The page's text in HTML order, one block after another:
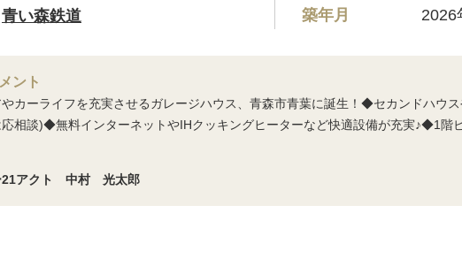
青い森鉄道
築年月
2026
ント
カーライフを充実させるガレージハウス、青森市青葉に誕生！◆セカンドハウ
相談)◆無料インターネットやIHクッキングヒーターなど快適設備が充実♪◆1階
21アクト 中村 光太郎